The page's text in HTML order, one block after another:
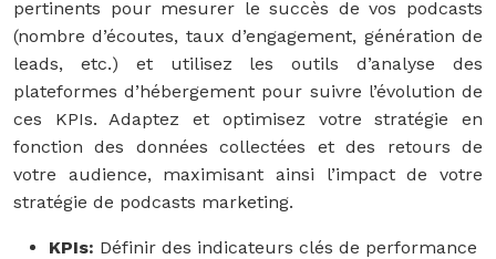
pertinents pour mesurer le succès de vos podcasts
(nombre d’écoutes, taux d’engagement, génération de
leads, etc.) et utilisez les outils d’analyse des
plateformes d’hébergement pour suivre l’évolution de
ces KPIs. Adaptez et optimisez votre stratégie en
fonction des données collectées et des retours de
votre audience, maximisant ainsi l’impact de votre
stratégie de podcasts marketing.
KPIs: Définir des indicateurs clés de performance